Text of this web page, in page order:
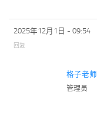
2025年12月1日 - 09:54
回复
格子老师
管理员